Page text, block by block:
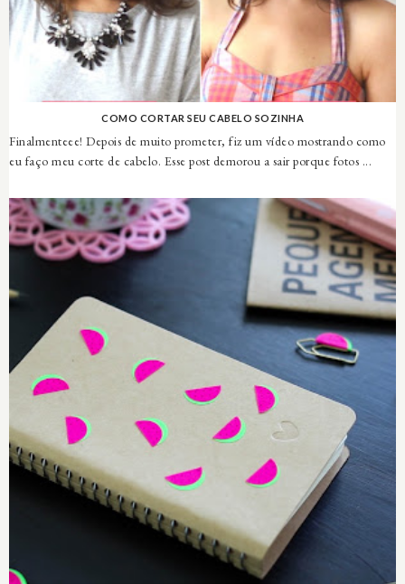
COMO CORTAR SEU CABELO SOZINHA
Finalmenteee! Depois de muito prometer, fiz um vídeo mostrando como
eu faço meu corte de cabelo. Esse post demorou a sair porque fotos ...